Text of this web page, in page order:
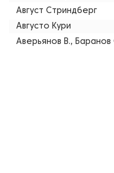
Август Стриндберг
Августо Кури
Аверьянов В.,